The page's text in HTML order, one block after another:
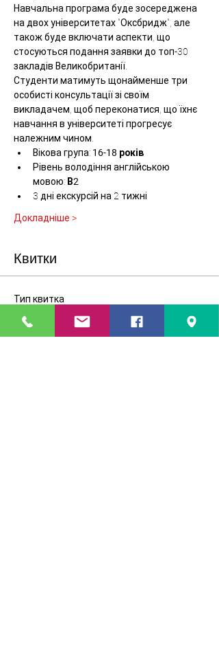
Навчальна програма буде зосереджена
на двох університетах "Оксбридж", але
також буде включати аспекти, що
стосуються подання заявки до топ-30
закладів Великобританії.
Студенти матимуть щонайменше три
особисті консультації зі своїм
викладачем, щоб переконатися, що їхнє
навчання в університеті прогресує
належним чином.
Вікова група: 16-18 років
Рівень володіння англійською
мовою: В2
3 дні екскурсій на 2 тижні
Докладніше >
Квитки
Тип квитка
Oxbridge Preparation